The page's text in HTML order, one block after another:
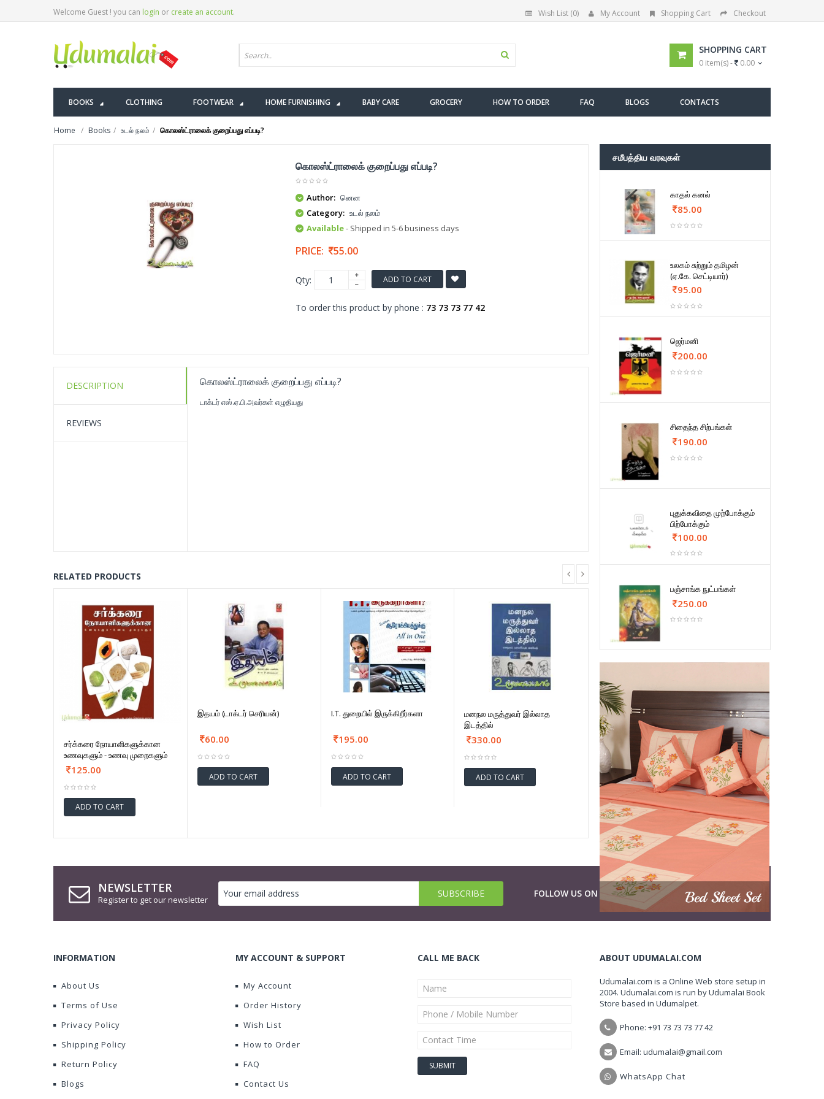
Welcome Guest ! you can login or create an account. Wish List (0) My Account Shopping Cart Checkout
SHOPPING CART
0 item(s) - 0.00
BOOKS CLOTHING FOOTWEAR HOME FURNISHING BABY CARE GROCERY HOW TO ORDER FAQ BLOGS CONTACTS
Home Books உடல் நலம் கொலஸ்ட்ராலைக் குறைப்பது எப்படி?
கொலஸ்ட்ராலைக் குறைப்பது எப்படி?
Author: னென
Category: உடல் நலம்
Available- Shipped in 5-6 business days
PRICE: 55.00
Qty: ADD TO CART
To order this product by phone : 73 73 73 77 42
DESCRIPTION
REVIEWS
கொலஸ்ட்ராலைக் குறைப்பது எப்படி?
டாக்டர் எஸ்.ஏ.பி.அவர்கள் எழுதியது
RELATED PRODUCTS
சர்க்கரை நோயாளிகளுக்கான
உணவுகளும் - உணவு முறைகளும்
125.00
ADD TO CART
இதயம் (டாக்டர் செரியன்)
60.00
ADD TO CART
I.T. துறையில் இருக்கிறீர்களா
195.00
ADD TO CART
மனநல மருத்துவர் இல்லாத
இடத்தில்
330.00
ADD TO CART
சமீபத்திய வரவுகள்
காதல் கனல்
85.00
உலகம் சுற்றும் தமிழன்
(ஏ.கே. செட்டியார்)
95.00
ஜெர்மனி
200.00
சிதைந்த சிற்பங்கள்
190.00
புதுக்கவிதை முற்போக்கும்
பிற்போக்கும்
100.00
பஞ்சாங்க நுட்பங்கள்
250.00
NEWSLETTER
Register to get our newsletter
FOLLOW US ON
INFORMATION
About Us
Terms of Use
Privacy Policy
Shipping Policy
Return Policy
Blogs
MY ACCOUNT & SUPPORT
My Account
Order History
Wish List
How to Order
FAQ
Contact Us
CALL ME BACK ABOUT UDUMALAI.COM
Udumalai.com is a Online Web store setup in
2004. Udumalai.com is run by Udumalai Book
Store based in Udumalpet.
Phone: +91 73 73 73 77 42
Email: udumalai@gmail.com
WhatsApp Chat